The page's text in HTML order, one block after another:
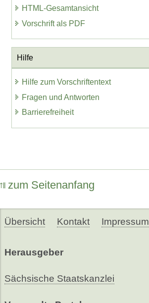
HTML-Gesamtansicht
Vorschrift als PDF
Hilfe
Hilfe zum Vorschriftentext
Fragen und Antworten
Barrierefreiheit
zum Seitenanfang
Übersicht Kontakt Impressum
Herausgeber
Sächsische Staatskanzlei